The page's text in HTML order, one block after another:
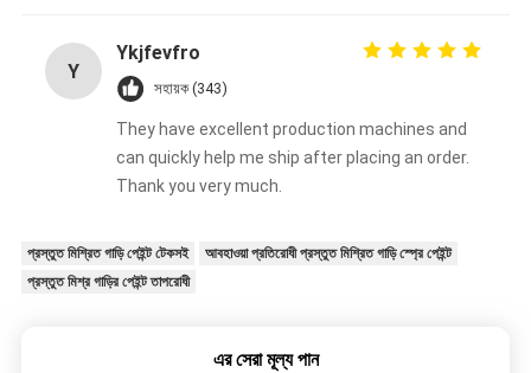
Y
Ykjfevfro
সহায়ক (343)
They have excellent production machines and
can quickly help me ship after placing an order.
Thank you very much.
প্রস্তুত মিশ্রিত গাড়ি পেইন্ট টেকসই
আবহাওয়া প্রতিরোধী প্রস্তুত মিশ্রিত গাড়ি স্প্রে পেইন্ট
প্রস্তুত মিশ্র গাড়ির পেইন্ট তাপরোধী
এর সেরা মূল্য পান